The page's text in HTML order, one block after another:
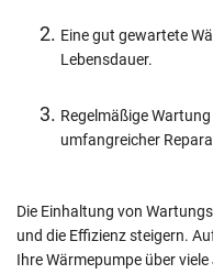
Eine gut gewartete
Lebensdauer.
Regelmäßige
umfangreicher
Die Einhaltung von
und die Effizienz steigern.
Ihre Wärmepumpe über